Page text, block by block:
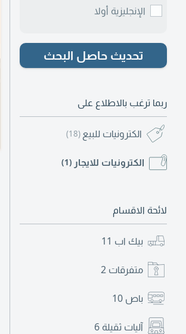
الإنجليزية أولا
تحديث حاصل البحث
ربما ترغب بالاطلاع على
الكترونيات للبيع (18)
الكترونيات للايجار (1)
لائحة الاقسام
بيك اب 11
متفرقات 2
باص 10
آليات ثقيلة 6